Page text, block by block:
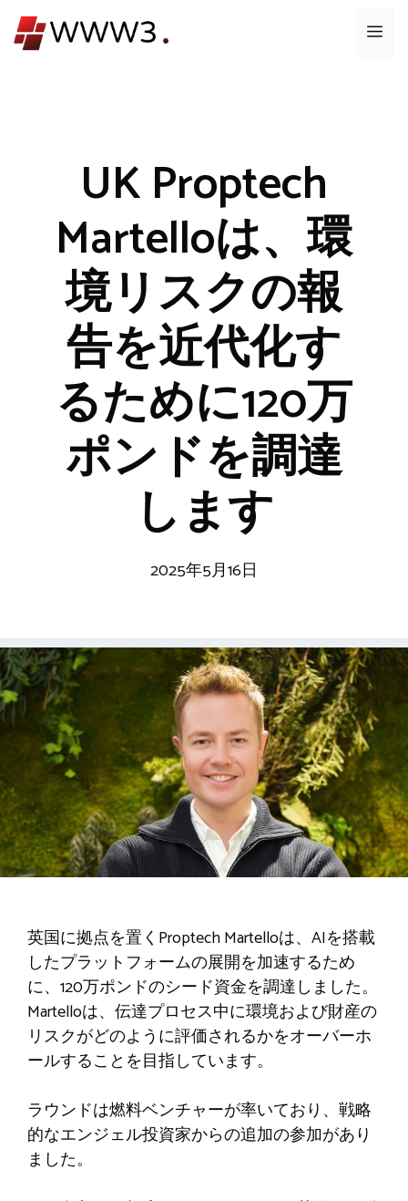
ン
メ
UK Proptech
Martelloは、環
境リスクの報
告を近代化す
るために120万
ポンドを調達
します
2025年5月16日
英国に拠点を置くProptech Martelloは、AIを搭載
したプラットフォームの展開を加速するため
に、120万ポンドのシード資金を調達しました。
Martelloは、伝達プロセス中に環境および財産の
リスクがどのように評価されるかをオーバーホ
ールすることを目指しています。
ラウンドは燃料ベンチャーが率いており、戦略
的なエンジェル投資家からの追加の参加があり
ました。